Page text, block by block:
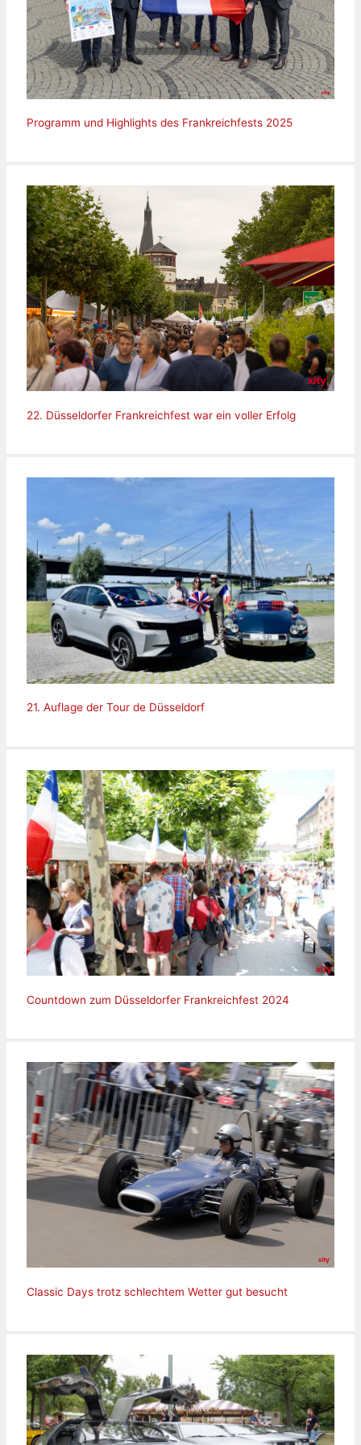
Programm und Highlights des Frankreichfests 2025
22. Düsseldorfer Frankreichfest war ein voller Erfolg
21. Auflage der Tour de Düsseldorf
Countdown zum Düsseldorfer Frankreichfest 2024
Classic Days trotz schlechtem Wetter gut besucht